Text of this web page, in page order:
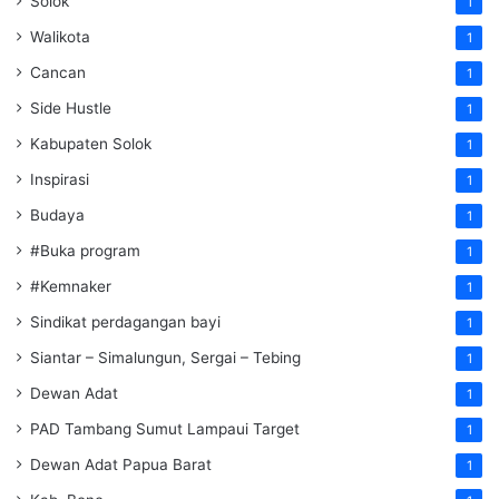
Walikota 1
Cancan 1
Side Hustle 1
Kabupaten Solok 1
Inspirasi 1
Budaya 1
#Buka program 1
#Kemnaker 1
Sindikat perdagangan bayi 1
Siantar – Simalungun, Sergai – Tebing 1
Dewan Adat 1
PAD Tambang Sumut Lampaui Target 1
Dewan Adat Papua Barat 1